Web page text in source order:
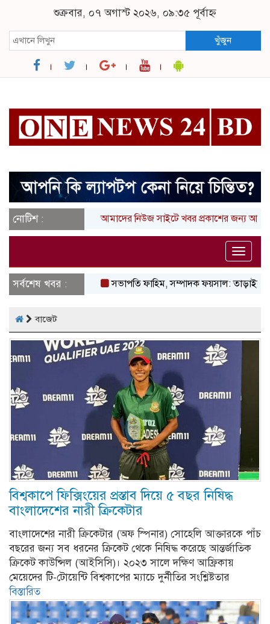
শুক্রবার, ০৭ অগাস্ট ২০২৬, ০৯:৩৫ পূর্বাহ্ন
খুঁজুন
নোটিশ : আমাদের নিউজ সাইটে খবর প্রকাশের জন্য আপনার
Toggle
সর্বশেষ খবর :
সভাপতি ফাহিম, সম্পাদক ফয়সাল: তাড়াইলে ছাত্র
বাজেট
বিশ্বকাপে ফিক্সিংয়ের প্রস্তাব দিয়ে ৫ বছর নিষিদ্ধ
বাংলাদেশের নারী ক্রিকেটার
বাংলাদেশের নারী ক্রিকেটার (অফ স্পিনার) সোহেলি আক্তারকে পাঁচ
বছরের জন্য সব ধরনের ক্রিকেট থেকে নিষিদ্ধ করেছে আন্তর্জাতিক
ক্রিকেট কাউন্সিল (আইসিসি)। ২০২৩ সালে দক্ষিণ আফ্রিকায়
মেয়েদের টি-টোয়েন্টি বিশ্বকাপের ম্যাচে দুর্নীতির সংশ্লিষ্টতার
বিস্তারিত